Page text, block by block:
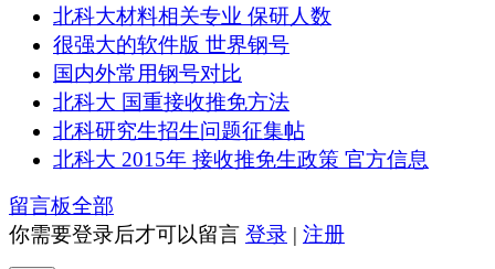
北科大材料相关专业 保研人数
很强大的软件版 世界钢号
国内外常用钢号对比
北科大 国重接收推免方法
北科研究生招生问题征集帖
北科大 2015年 接收推免生政策 官方信息
留言板全部
你需要登录后才可以留言 登录 | 注册